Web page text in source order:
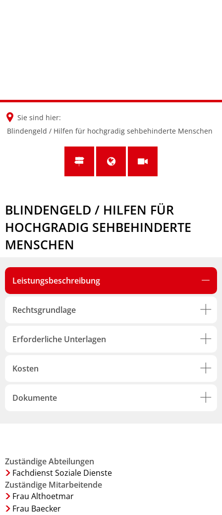
Sie sind hier:
Blindengeld / Hilfen für hochgradig sehbehinderte Menschen
BLINDENGELD / HILFEN FÜR
HOCHGRADIG SEHBEHINDERTE
MENSCHEN
Leistungsbeschreibung
Rechtsgrundlage
Erforderliche Unterlagen
Kosten
Dokumente
Zuständige Abteilungen
Fachdienst Soziale Dienste
Zuständige Mitarbeitende
Frau Althoetmar
Frau Baecker